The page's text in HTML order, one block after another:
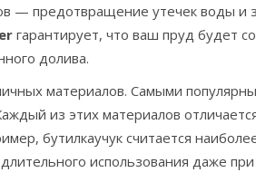
— предотвращение утечек воды
гарантирует, что ваш пруд будет
долива.
материалов. Самыми
из этих материалов
бутилкаучук считается
использования даже при